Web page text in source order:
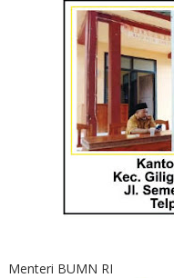
Menteri BUMN RI